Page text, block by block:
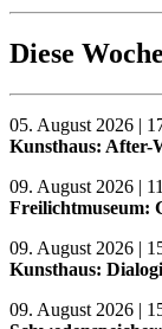
Diese Woche
05. August 2026 |
Kunsthaus: After-
09. August 2026 |
Freilichtmuseum:
09. August 2026 |
Kunsthaus:
09. August 2026 |